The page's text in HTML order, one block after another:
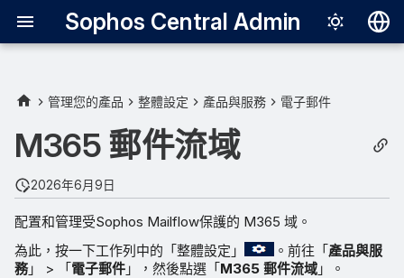
Sophos Central Admin
English
Italiano
한국어
接受 Microsoft 彈出視窗
刪除 Sophos Gateway 連線
管理網域
管理您的產品 整體設定 產品與服務 電子郵件
M365 郵件流域
2026年6月9日
配置和管理受Sophos Mailflow保護的 M365 域。
為此，按一下工作列中的「整體設定」
。前往「產品與服
務」 > 「電子郵件 」，然後點選「M365 郵件流域 」。